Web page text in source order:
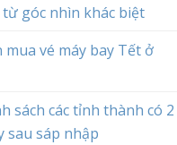
góc nhìn khác biệt
mua vé máy bay Tết ở
sách các tỉnh thành có 2
sau sáp nhập